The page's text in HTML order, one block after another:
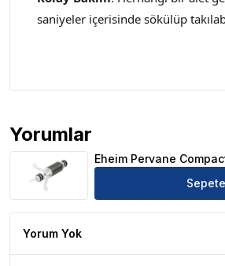
saniyeler içerisinde sökülüp
Yorumlar
Eheim Pervane Compact 1001
Eheim Pervane
Yorum Yok